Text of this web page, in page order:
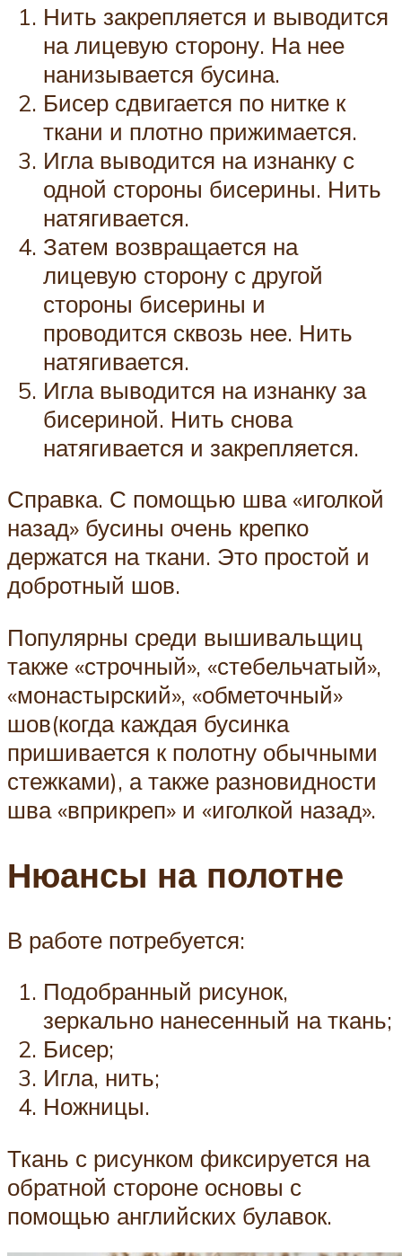
Нить закрепляется и выводится
на лицевую сторону. На нее
нанизывается бусина.
Бисер сдвигается по нитке к
ткани и плотно прижимается.
Игла выводится на изнанку с
одной стороны бисерины. Нить
натягивается.
Затем возвращается на
лицевую сторону с другой
стороны бисерины и
проводится сквозь нее. Нить
натягивается.
Игла выводится на изнанку за
бисериной. Нить снова
натягивается и закрепляется.
Справка. С помощью шва «иголкой
назад» бусины очень крепко
держатся на ткани. Это простой и
добротный шов.
Популярны среди вышивальщиц
также «строчный», «стебельчатый»,
«монастырский», «обметочный»
шов(когда каждая бусинка
пришивается к полотну обычными
стежками), а также разновидности
шва «вприкреп» и «иголкой назад».
Нюансы на полотне
В работе потребуется:
Подобранный рисунок,
зеркально нанесенный на ткань;
Бисер;
Игла, нить;
Ножницы.
Ткань с рисунком фиксируется на
обратной стороне основы с
помощью английских булавок.